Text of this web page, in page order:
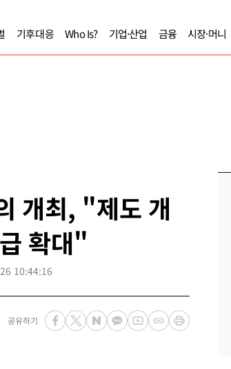
기후대응 Who Is? 기업·산업 금융 시장·머니
개최, "제도 개
확대"
10:44:16
공유하기